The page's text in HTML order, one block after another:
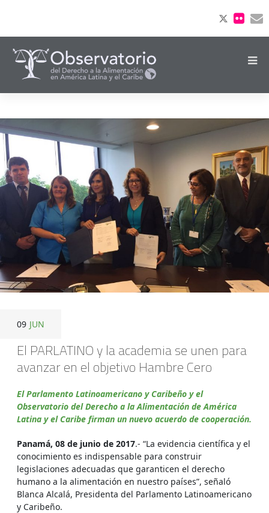
09 JUN
El PARLATINO y la academia se unen para
avanzar en el objetivo Hambre Cero
El Parlamento Latinoamericano y Caribeño y el
Observatorio del Derecho a la Alimentación de América
Latina y el Caribe firman un nuevo acuerdo de cooperación.
Panamá, 08 de junio de 2017.- “La evidencia científica y el
conocimiento es indispensable para construir
legislaciones adecuadas que garanticen el derecho
humano a la alimentación en nuestro países”, señaló
Blanca Alcalá, Presidenta del Parlamento Latinoamericano
y Caribeño.